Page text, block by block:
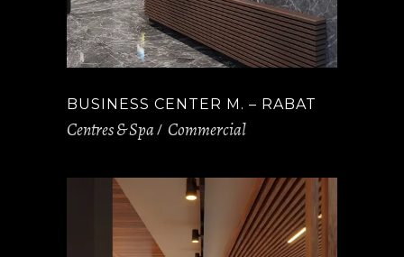
BUSINESS CENTER M. – RABAT
Centres & Spa Commercial